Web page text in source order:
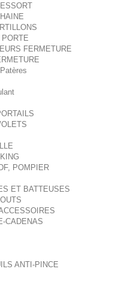
FERMETURE
POMPIER
ET BATTEUSES
CADENAS
ANTI-PINCE